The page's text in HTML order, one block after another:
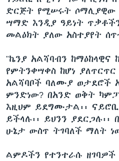
ድርጅት የሚሠሩት ሶማሊያዊው
ሣማድ እንዲያ ዓይነት
መልዕክት ያለው አስተያየት
"ኬንያ አልሻባብን
የምትንቀሣቀስ ከሆነ ያለጥርጥር
አልሻባቦች ባለሙያ ወታደሮች
ምንድነው? በአንድ ወቅት
እዚህም ይደግሙታል፡፡
ይችላሉ፡፡ ይህንን ያደርጋሉ፡፡
ሁኔታ ውስጥ ትገባለች ማለት
ልምዶችን የተንተራሱ